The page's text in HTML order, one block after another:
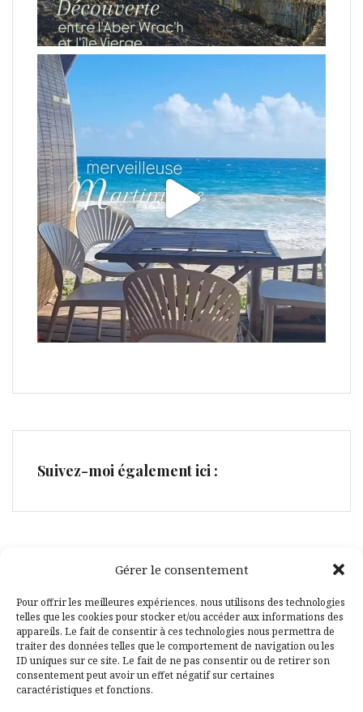
Gérer le consentement
Pour offrir les meilleures expériences, nous utilisons des technologies
telles que les cookies pour stocker et/ou accéder aux informations des
appareils. Le fait de consentir à ces technologies nous permettra de
traiter des données telles que le comportement de navigation ou les
ID uniques sur ce site. Le fait de ne pas consentir ou de retirer son
consentement peut avoir un effet négatif sur certaines
caractéristiques et fonctions.
Suivez-moi également ici :
Facebook
Pinterest